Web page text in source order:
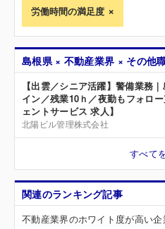
労働時間の満足度
島根県 × 不動産業界 × その他
【出雲／シニア活躍】警備業務
イン／残業10ｈ／夜勤もフォロ
ェントサービス 求人】
北陽ビル管理株式会社
すべて
関連のランキング記事
不動産業界のホワイト度が高い